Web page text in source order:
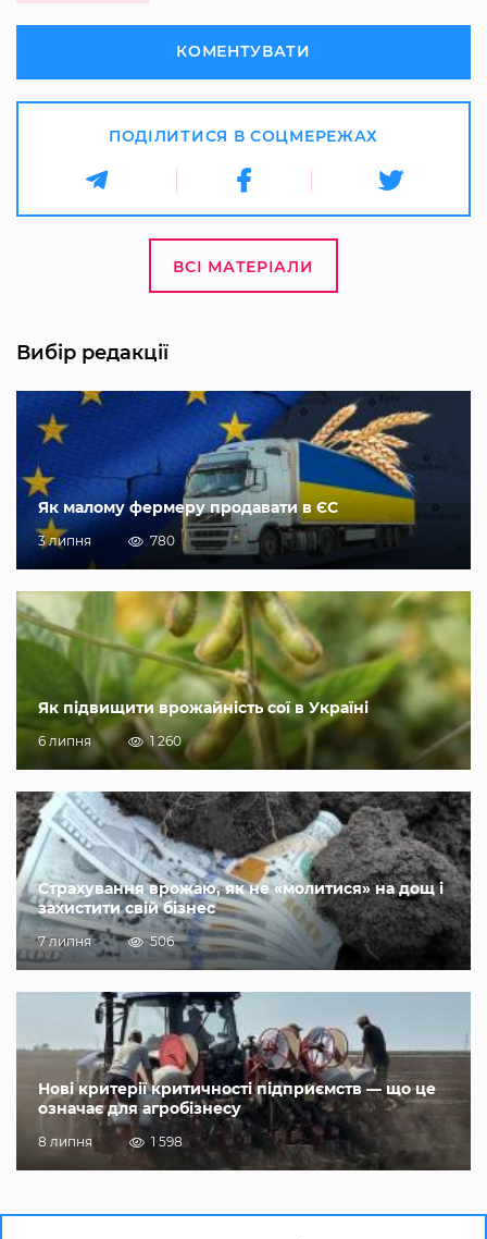
КОМЕНТУВАТИ
ПОДІЛИТИСЯ В СОЦМЕРЕЖАХ
ВСІ МАТЕРІАЛИ
Вибір редакції
Як малому фермеру продавати в ЄС
3 липня 780
Як підвищити врожайність сої в Україні
6 липня 1 260
Страхування врожаю, як не «молитися» на дощ і
захистити свій бізнес
7 липня 506
Нові критерії критичності підприємств — що це
означає для агробізнесу
8 липня 1 598